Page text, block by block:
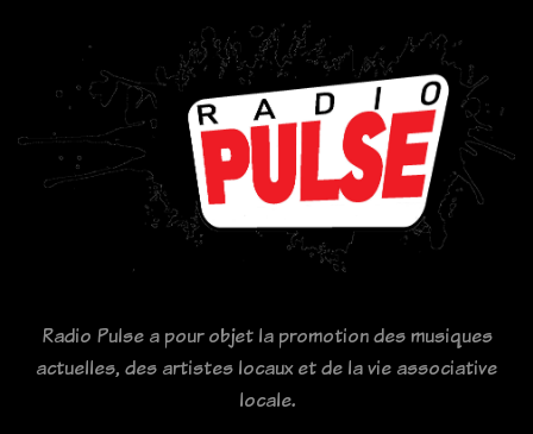
Radio Pulse a pour objet la promotion des musiques
actuelles, des artistes locaux et de la vie associative
locale.